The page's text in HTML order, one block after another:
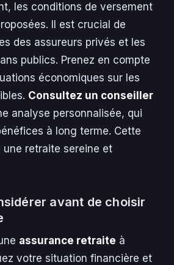
les conditions de versement
Il est crucial de
des assureurs privés et les
publics. Prenez en compte
économiques sur les
Consultez un conseiller
analyse personnalisée, qui
à long terme. Cette
une retraite sereine et
avant de choisir
assurance retraite à
votre situation financière et